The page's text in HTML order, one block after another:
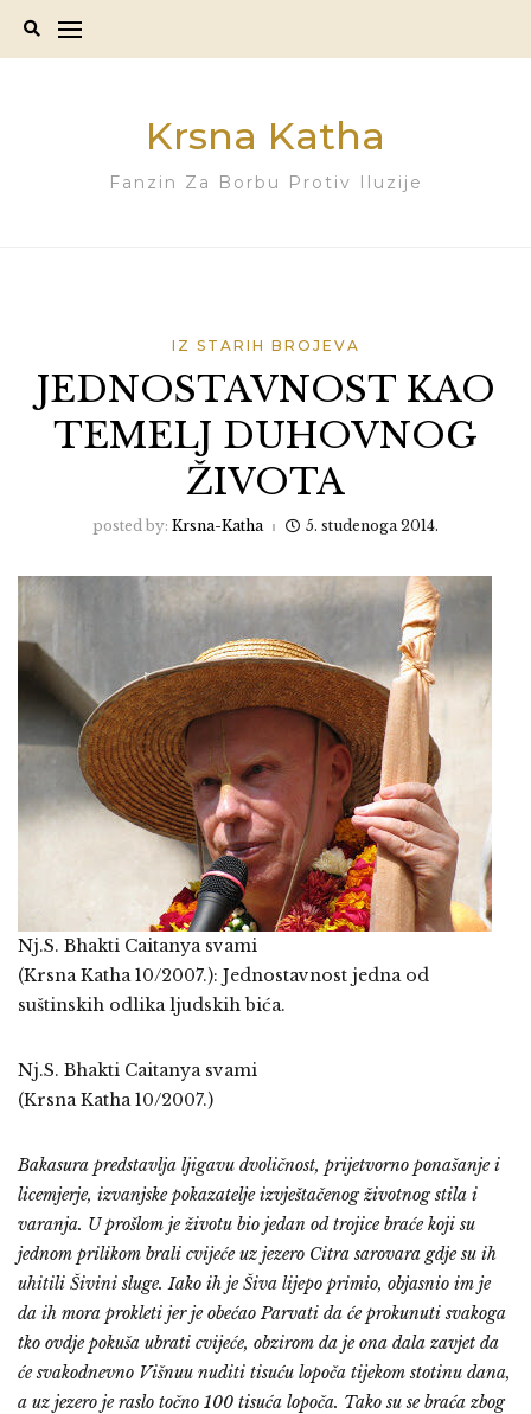
Krsna Katha
Fanzin Za Borbu Protiv Iluzije
IZ STARIH BROJEVA
JEDNOSTAVNOST KAO
TEMELJ DUHOVNOG
ŽIVOTA
posted by: Krsna-Katha 5. studenoga 2014.
Nj.S. Bhakti Caitanya svami
(Krsna Katha 10/2007.): Jednostavnost jedna od
suštinskih odlika ljudskih bića.
Nj.S. Bhakti Caitanya svami
(Krsna Katha 10/2007.)
Bakasura predstavlja ljigavu dvoličnost, prijetvorno ponašanje i
licemjerje, izvanjske pokazatelje izvještačenog životnog stila i
varanja. U prošlom je životu bio jedan od trojice braće koji su
jednom prilikom brali cvijeće uz jezero Citra sarovara gdje su ih
uhitili Šivini sluge. Iako ih je Šiva lijepo primio, objasnio im je
da ih mora prokleti jer je obećao Parvati da će prokunuti svakoga
tko ovdje pokuša ubrati cvijeće, obzirom da je ona dala zavjet da
će svakodnevno Višnuu nuditi tisuću lopoča tijekom stotinu dana,
a uz jezero je raslo točno 100 tisuća lopoča. Tako su se braća zbog